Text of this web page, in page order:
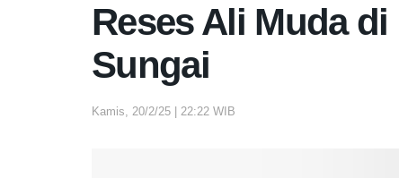
Reses Ali Muda
Sungai
Kamis, 20/2/25 | 22:22 WIB